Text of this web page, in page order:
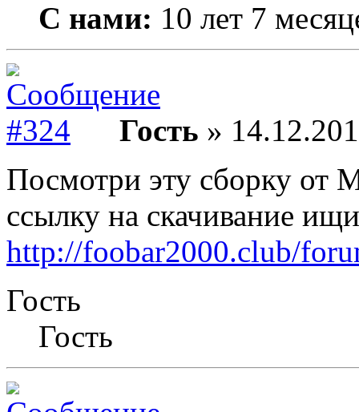
С нами: 10 лет 7
Гость »
Посмотри эту сборку от
ссылку на скачивание
http://foobar2000.club/
Гость
Гость